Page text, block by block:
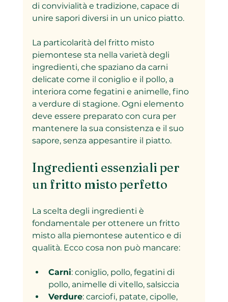
di convivialità e tradizione, capace di
unire sapori diversi in un unico piatto.
La particolarità del fritto misto
piemontese sta nella varietà degli
ingredienti, che spaziano da carni
delicate come il coniglio e il pollo, a
interiora come fegatini e animelle, fino
a verdure di stagione. Ogni elemento
deve essere preparato con cura per
mantenere la sua consistenza e il suo
sapore, senza appesantire il piatto.
Ingredienti essenziali per
un fritto misto perfetto
La scelta degli ingredienti è
fondamentale per ottenere un fritto
misto alla piemontese autentico e di
qualità. Ecco cosa non può mancare:
Carni: coniglio, pollo, fegatini di
pollo, animelle di vitello, salsiccia
Verdure: carciofi, patate, cipolle,